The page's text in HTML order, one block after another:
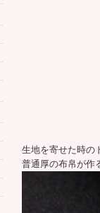
生地を寄せた時の
普通厚の布帛が作